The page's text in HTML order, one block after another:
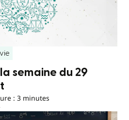
semaine du 29
: 3 minutes